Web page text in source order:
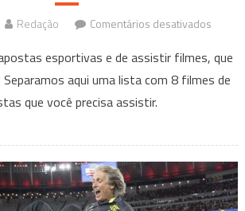
Redação Comentários desativados
filmes
de
que
você
precisa
assistir
esportivas e de assistir filmes, que
aqui uma lista com 8 filmes de
que você precisa assistir.